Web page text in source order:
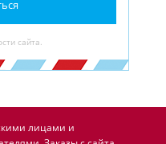
сайта.
лицами и